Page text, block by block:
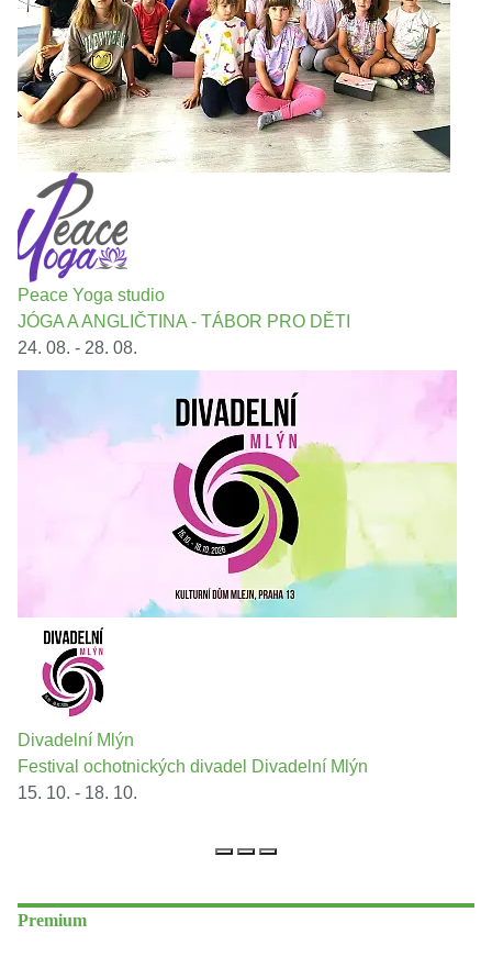
Peace Yoga studio
JÓGA A ANGLIČTINA - TÁBOR PRO DĚTI
24. 08. - 28. 08.
Divadelní Mlýn
Festival ochotnických divadel Divadelní Mlýn
15. 10. - 18. 10.
Premium